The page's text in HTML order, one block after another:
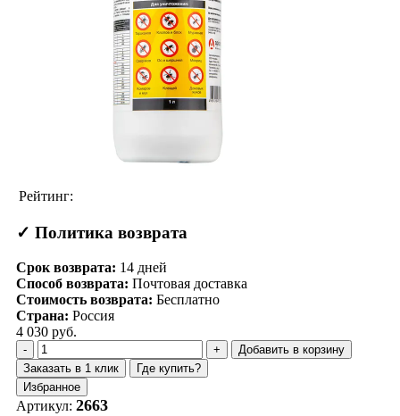
Рейтинг:
✓ Политика возврата
Срок возврата: 14 дней
Способ возврата: Почтовая доставка
Стоимость возврата: Бесплатно
Страна: Россия
4 030 руб.
Добавить в корзину
Заказать в 1 клик
Где купить?
Избранное
Артикул: 2663